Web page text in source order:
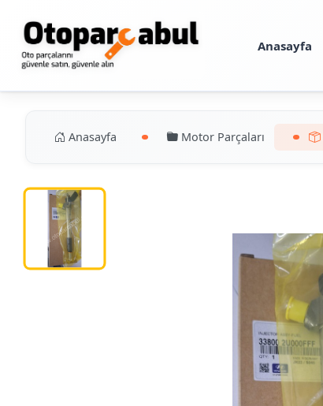
Anasayfa
Anasayfa Motor Parçaları